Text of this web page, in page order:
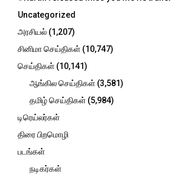
:Uncategorized
அரசியல் (1,207)
சினிமா செய்திகள் (10,747)
செய்திகள் (10,141)
ஆங்கில செய்திகள் (3,581)
தமிழ் செய்திகள் (5,984)
டிரெய்லர்கள்
திரை பிறமொழி
படங்கள்
நடிகர்கள்